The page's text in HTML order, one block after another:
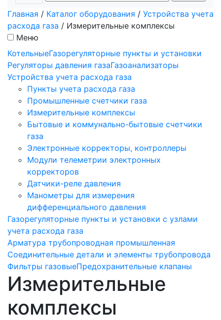
Главная / Каталог оборудования / Устройства учета
расхода газа / Измерительные комплексы
Меню
КотельныеГазорегуляторные пункты и установки
Регуляторы давления газаГазоанализаторы
Устройства учета расхода газа
Пункты учета расхода газа
Промышленные счетчики газа
Измерительные комплексы
Бытовые и коммунально-бытовые счетчики
газа
Электронные корректоры, контроллеры
Модули телеметрии электронных
корректоров
Датчики-реле давления
Манометры для измерения
дифференциального давления
Газорегуляторные пункты и установки с узлами
учета расхода газа
Арматура трубопроводная промышленная
Соединительные детали и элементы трубопровода
Фильтры газовыеПредохранительные клапаны
Измерительные
комплексы